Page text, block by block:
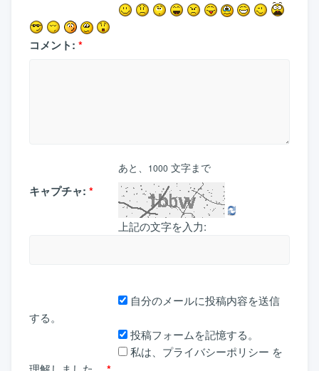
コメント: *
あと、 1000 文字まで
キャプチャ: *
上記の文字を入力:
自分のメールに投稿内容を送信
する。
投稿フォームを記憶する。
私は、 プライバシーポリシー を